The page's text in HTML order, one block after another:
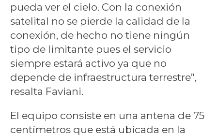
pueda ver el cielo. Con la conexión
satelital no se pierde la calidad de la
conexión, de hecho no tiene ningún
tipo de limitante pues el servicio
siempre estará activo ya que no
depende de infraestructura terrestre”,
resalta Faviani.
El equipo consiste en una antena de 75
centímetros que está ubicada en la